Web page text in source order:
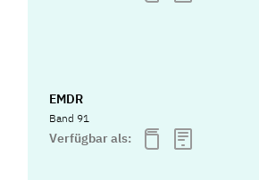
EMDR
Band 91
Verfügbar als: